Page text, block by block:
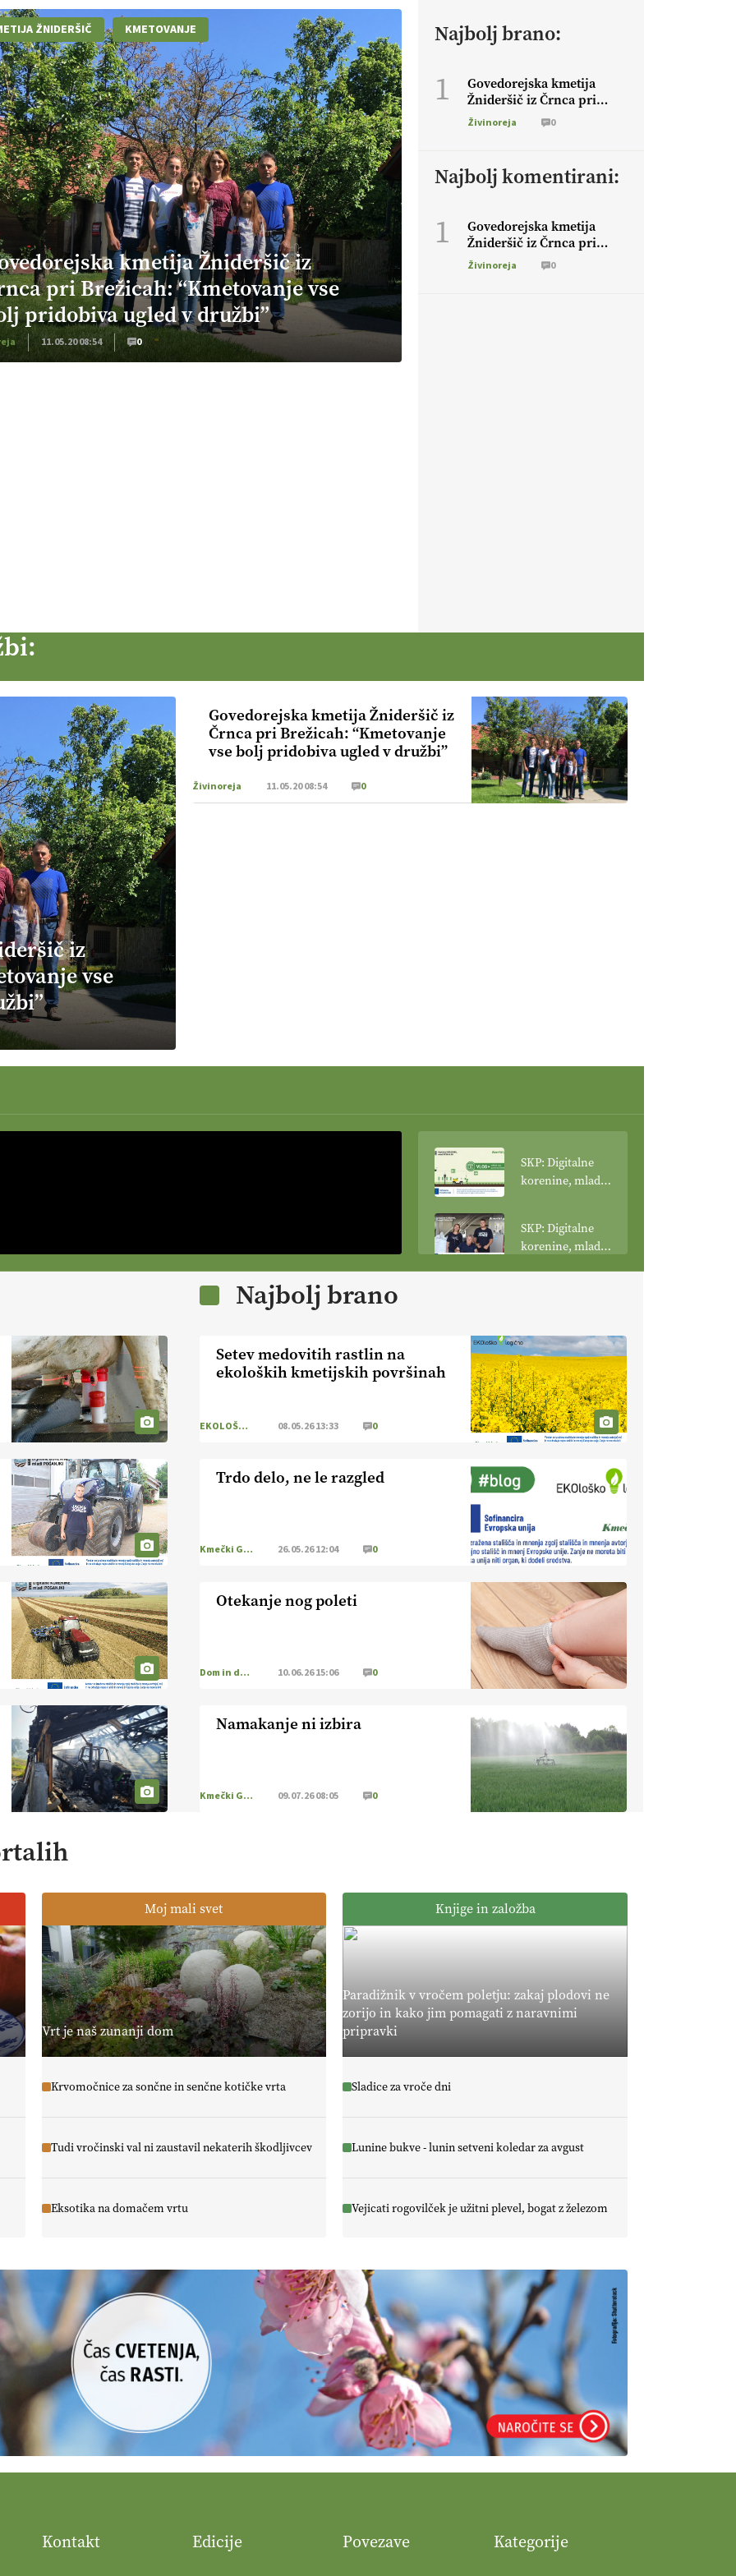
ŽNIDERŠIČ KMETOVANJE
kmetija Žnideršič iz
pri Brežicah: “Kmetovanje vse
pridobiva ugled v družbi”
11.05.20 08:54 0
Najbolj brano:
1
Govedorejska kmetija
Žnideršič iz Črnca pri
Brežicah: “Kmetovanje vse
bolj pridobiva ugled v
Živinoreja 0
Najbolj komentirani:
1
Govedorejska kmetija
Žnideršič iz Črnca pri
Brežicah: “Kmetovanje vse
bolj pridobiva ugled v
Živinoreja 0
iz
vse
Govedorejska kmetija Žnideršič iz
Črnca pri Brežicah: “Kmetovanje
vse bolj pridobiva ugled v družbi”
Živinoreja 11.05.20 08:54 0
SKP: Digitalne
korenine, mladi
spreminja
podobo
kmetijstva
SKP: Digitalne
korenine, mladi
je res varnejša?
EKOloško =
logično:
vinogradniško in
vinarsko
posestvo
EKOloško =
logično: ekološka
EKOloško =
kmetija HOMAR
EKOloško =
Ekološko
kmetijstvo brez
škropljenja?
EKOloško =
logično: ekološka
kmetija
ALTENBAHER
EKOloško =
ekološko
oljarstvo
MORGAN
EKOloško =
logično: ekološka
kmetija FREŠER
EKIPE
LIGA PRVAKOV:
UKRAJINA vs.
kmetija B'ZGAR
EKOloško =
Okus je
Najbolj brano
Setev medovitih rastlin na
ekoloških kmetijskih površinah
EKOLOŠKO LOGIČNO 08.05.26 13:33 0
Trdo delo, ne le razgled
Kmečki Glas 26.05.26 12:04 0
Otekanje nog poleti
Dom in družina 10.06.26 15:06 0
Namakanje ni izbira
Kmečki Glas 09.07.26 08:05 0
Moj mali svet
Vrt je naš zunanji dom
Krvomočnice za sončne in senčne kotičke vrta
Tudi vročinski val ni zaustavil nekaterih škodljivcev
Eksotika na domačem vrtu
Knjige in založba
Paradižnik v vročem poletju: zakaj plodovi ne
zorijo in kako jim pomagati z naravnimi
pripravki
Sladice za vroče dni
Lunine bukve - lunin setveni koledar za avgust
Vejicati rogovilček je užitni plevel, bogat z železom
Kontakt Edicije Povezave Kategorije